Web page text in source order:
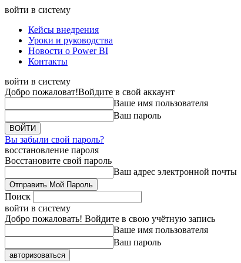
войти в систему
Кейсы внедрения
Уроки и руководства
Новости о Power BI
Контакты
войти в систему
Добро пожаловат!Войдите в свой аккаунт
Ваше имя пользователя
Ваш пароль
Вы забыли свой пароль?
восстановление пароля
Восстановите свой пароль
Ваш адрес электронной почты
Поиск
войти в систему
Добро пожаловать! Войдите в свою учётную запись
Ваше имя пользователя
Ваш пароль